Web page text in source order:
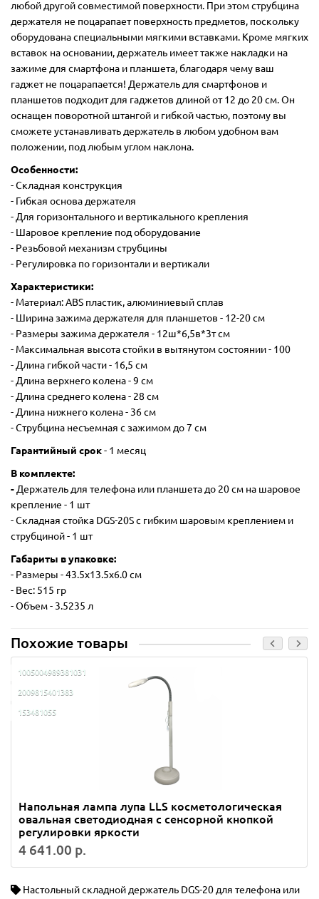
любой другой совместимой поверхности. При этом струбцина
держателя не поцарапает поверхность предметов, поскольку
оборудована специальными мягкими вставками. Кроме мягких
вставок на основании, держатель имеет также накладки на
зажиме для смартфона и планшета, благодаря чему ваш
гаджет не поцарапается! Держатель для смартфонов и
планшетов подходит для гаджетов длиной от 12 до 20 см. Он
оснащен поворотной штангой и гибкой частью, поэтому вы
сможете устанавливать держатель в любом удобном вам
положении, под любым углом наклона.
Особенности:
- Складная конструкция
- Гибкая основа держателя
- Для горизонтального и вертикального крепления
- Шаровое крепление под оборудование
- Резьбовой механизм струбцины
- Регулировка по горизонтали и вертикали
Характеристики:
- Материал: ABS пластик, алюминиевый сплав
- Ширина зажима держателя для планшетов - 12-20 см
- Размеры зажима держателя - 12ш*6,5в*3т см
- Максимальная высота стойки в вытянутом состоянии - 100
- Длина гибкой части - 16,5 см
- Длина верхнего колена - 9 см
- Длина среднего колена - 28 см
- Длина нижнего колена - 36 см
- Струбцина несъемная с зажимом до 7 см
Гарантийный срок- 1 месяц
В комплекте:
- Держатель для телефона или планшета до 20 см на шаровое
крепление - 1 шт
- Cкладная стойка DGS-20S с гибким шаровым креплением и
струбциной - 1 шт
Габариты в упаковке:
- Размеры - 43.5х13.5х6.0 см
- Вес: 515 гр
- Объем - 3.5235 л
Похожие товары
1005004989381031
2009815401383
153481055
Напольная лампа лупа LLS косметологическая
овальная светодиодная с сенсорной кнопкой
регулировки яркости
4 641.00 р.
Настольный складной держатель DGS-20 для телефона или